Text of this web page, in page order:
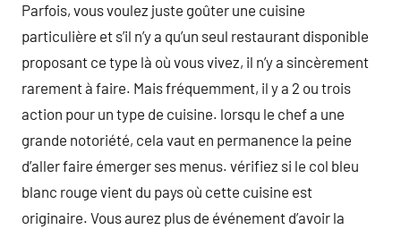
Parfois, vous voulez juste goûter une cuisine
particulière et s’il n’y a qu’un seul restaurant disponible
proposant ce type là où vous vivez, il n’y a sincèrement
rarement à faire. Mais fréquemment, il y a 2 ou trois
action pour un type de cuisine. lorsqu le chef a une
grande notoriété, cela vaut en permanence la peine
d’aller faire émerger ses menus. vérifiez si le col bleu
blanc rouge vient du pays où cette cuisine est
originaire. Vous aurez plus de événement d’avoir la